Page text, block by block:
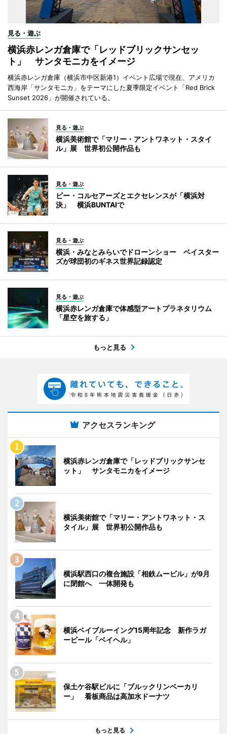
見る・遊ぶ
横浜赤レンガ倉庫で「レッドブリックサンセッ
ト」 サンタモニカをイメージ
横浜赤レンガ倉庫（横浜市中区新港1）イベント広場で現在、アメリカ
西海岸「サンタモニカ」をテーマにした夏季限定イベント「Red Brick
Sunset 2026」が開催されている。
見る・遊ぶ
横浜美術館で「マリー・アントワネット・スタイ
ル」展 世界初公開作品も
見る・遊ぶ
ビー・コルセアーズとエクセレンスが「横浜対
決」 横浜BUNTAIで
見る・遊ぶ
横浜・みなとみらいでドローンショー ベイスター
ズが球団初のギネス世界記録認定
見る・遊ぶ
横浜赤レンガ倉庫で体感型アートプラネタリウム
「星空を旅する」
もっと見る
アクセスランキング
横浜赤レンガ倉庫で「レッドブリックサンセ
ット」 サンタモニカをイメージ
横浜美術館で「マリー・アントワネット・ス
タイル」展 世界初公開作品も
横浜駅西口の複合施設「相鉄ムービル」が9月
に閉館へ 一体開発も
横浜ベイブルーイング15周年記念 新作ラガ
ービール「ベイヘル」
保土ケ谷駅ビルに「ブルックリンベーカリ
ー」 看板商品は高加水ドーナツ
もっと見る